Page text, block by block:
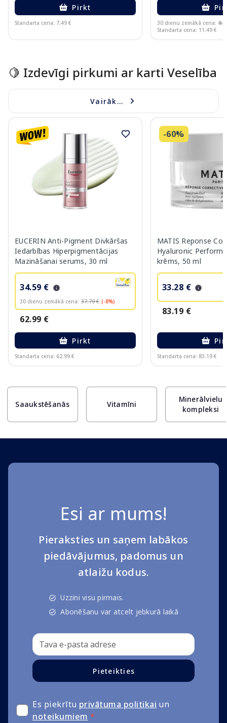
Pirkt
Standarta cena: 7.49 € 30 dienu zemākā cena:
Standarta cena: 11.49 €
🍋 Izdevīgi pirkumi ar karti Veselība
Vairāk...
EUCERIN Anti-Pigment Divkāršas
Iedarbības Hiperpigmentācijas
Mazināšanai serums, 30 ml
34.59 €
30 dienu zemākā cena: 37.79 € (-8%)
62.99 €
Pirkt
Standarta cena: 62.99 €
-60%
MATIS Reponse
Hyaluronic
krēms, 50 ml
33.28 €
83.19 €
Standarta cena: 83.19 €
Saaukstēšanās Vitamīni
Minerālvielu
kompleksi
Esi ar mums!
Pieraksties un saņem labākos
piedāvājumus, padomus un
atlaižu kodus.
Uzzini visu pirmais.
Abonēšanu var atcelt jebkurā laikā
Pieteikties
Es piekrītu privātuma politikai un
noteikumiem *